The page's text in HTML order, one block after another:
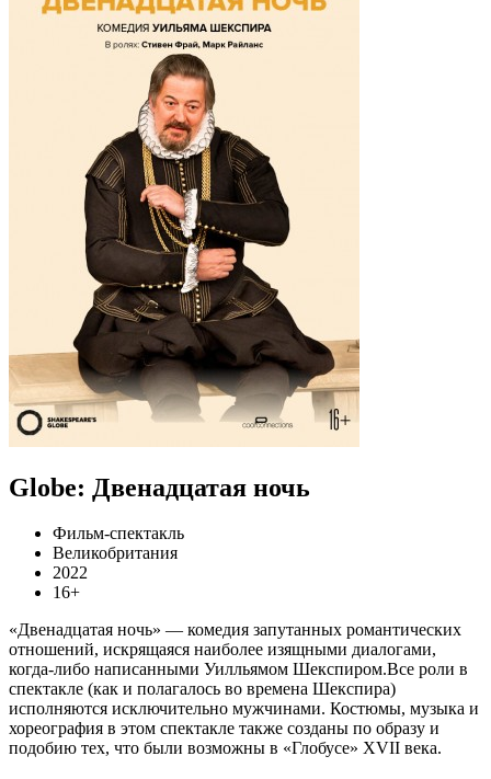
Globe: Двенадцатая ночь
Фильм-спектакль
Великобритания
2022
16+
«Двенадцатая ночь» — комедия запутанных романтических
отношений, искрящаяся наиболее изящными диалогами,
когда-либо написанными Уилльямом Шекспиром.Все роли в
спектакле (как и полагалось во времена Шекспира)
исполняются исключительно мужчинами. Костюмы, музыка и
хореография в этом спектакле также созданы по образу и
подобию тех, что были возможны в «Глобусе» XVII века.